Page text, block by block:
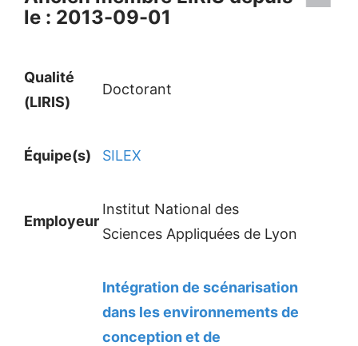
le : 2013-09-01
Qualité
(LIRIS)
Doctorant
Équipe(s) SILEX
Employeur
Institut National des
Sciences Appliquées de Lyon
Intégration de scénarisation
dans les environnements de
conception et de